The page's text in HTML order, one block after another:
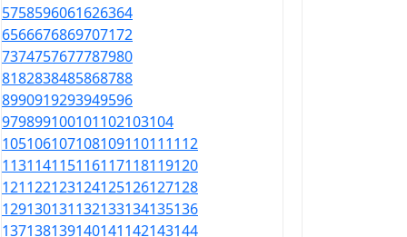
5758596061626364
6566676869707172
7374757677787980
8182838485868788
8990919293949596
979899100101102103104
105106107108109110111112
113114115116117118119120
121122123124125126127128
129130131132133134135136
137138139140141142143144